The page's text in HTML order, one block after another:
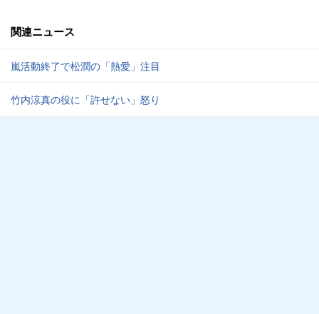
関連ニュース
嵐活動終了で松潤の「熱愛」注目
竹内涼真の役に「許せない」怒り